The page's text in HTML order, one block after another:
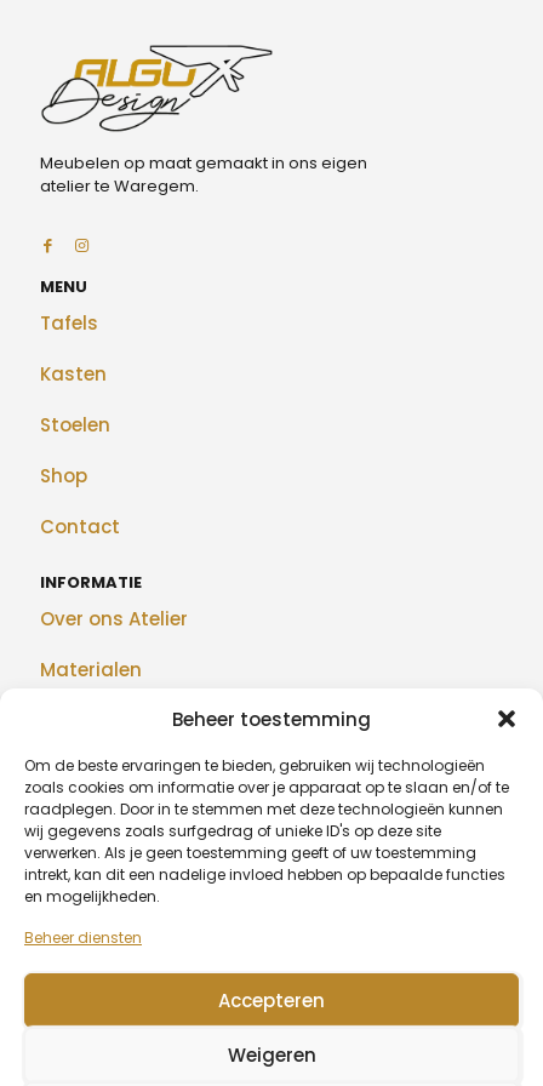
Beheer toestemming
Om de beste ervaringen te bieden, gebruiken wij technologieën
zoals cookies om informatie over je apparaat op te slaan en/of te
raadplegen. Door in te stemmen met deze technologieën kunnen
wij gegevens zoals surfgedrag of unieke ID's op deze site
verwerken. Als je geen toestemming geeft of uw toestemming
intrekt, kan dit een nadelige invloed hebben op bepaalde functies
en mogelijkheden.
Beheer diensten
Accepteren
Weigeren
Meubelen op maat gemaakt in ons eigen
atelier te Waregem.
MENU
Tafels
Kasten
Stoelen
Shop
Contact
INFORMATIE
Over ons Atelier
Materialen
Realisaties
Blog
© 2026 Algu Design - BE1007.377.068
Wagenaarstraat 39, 8791 Beveren-Leie (Waregem) -